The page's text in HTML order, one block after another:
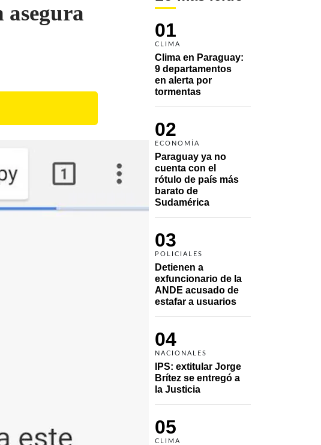
01
CLIMA
Clima en Paraguay:
9 departamentos
en alerta por
tormentas
02
ECONOMÍA
Paraguay ya no
cuenta con el
rótulo de país más
barato de
Sudamérica
03
POLICIALES
Detienen a
exfuncionario de la
ANDE acusado de
estafar a usuarios
04
NACIONALES
IPS: extitular Jorge
Brítez se entregó a
la Justicia
05
CLIMA